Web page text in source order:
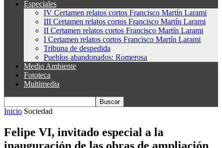
Especiales
IV Certamen relatos cortos Francisco Martín Larami
III Certamen relatos cortos Francisco Martín Larami
II Certamen relatos cortos Francisco Martín Larami
I Certamen relatos cortos Francisco Martín Larami
Tribuna de despedida
Pueblos abandonados: Romerosa
Medio Ambiente
Fototeca
Multimedia
Inicio Sociedad
Felipe VI, invitado especial a la